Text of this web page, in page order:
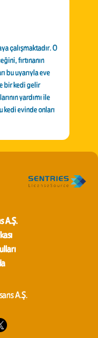
çalışmaktadır. O
fırtınanın
bu uyarıyla eve
bir kedi gelir
yardımı ile
kedi evinde onları
A.Ş.
A.Ş.